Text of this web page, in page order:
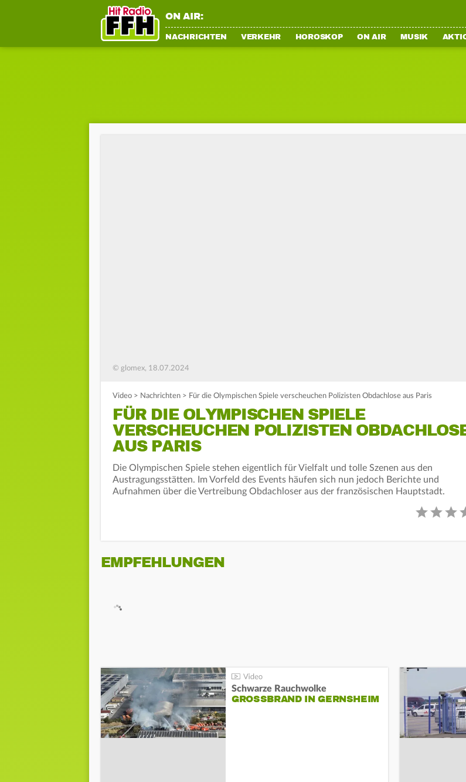
ON AIR:
NACHRICHTEN VERKEHR HOROSKOP ON AIR MUSIK
© glomex, 18.07.2024
Video > Nachrichten > Für die Olympischen Spiele verscheuchen Polizisten Obdachlose aus Paris
FÜR DIE OLYMPISCHEN SPIELE
VERSCHEUCHEN POLIZISTEN
AUS PARIS
Die Olympischen Spiele stehen eigentlich für Vielfalt und tolle Szenen aus den
Austragungsstätten. Im Vorfeld des Events häufen sich nun jedoch Berichte und
Aufnahmen über die Vertreibung Obdachloser aus der französischen Hauptstadt.
EMPFEHLUNGEN
Schwarze Rauchwolke
GROSSBRAND IN GERNSHEIM